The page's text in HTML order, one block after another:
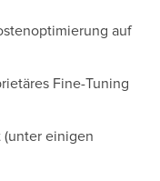
auf
Fine-Tuning
(unter einigen